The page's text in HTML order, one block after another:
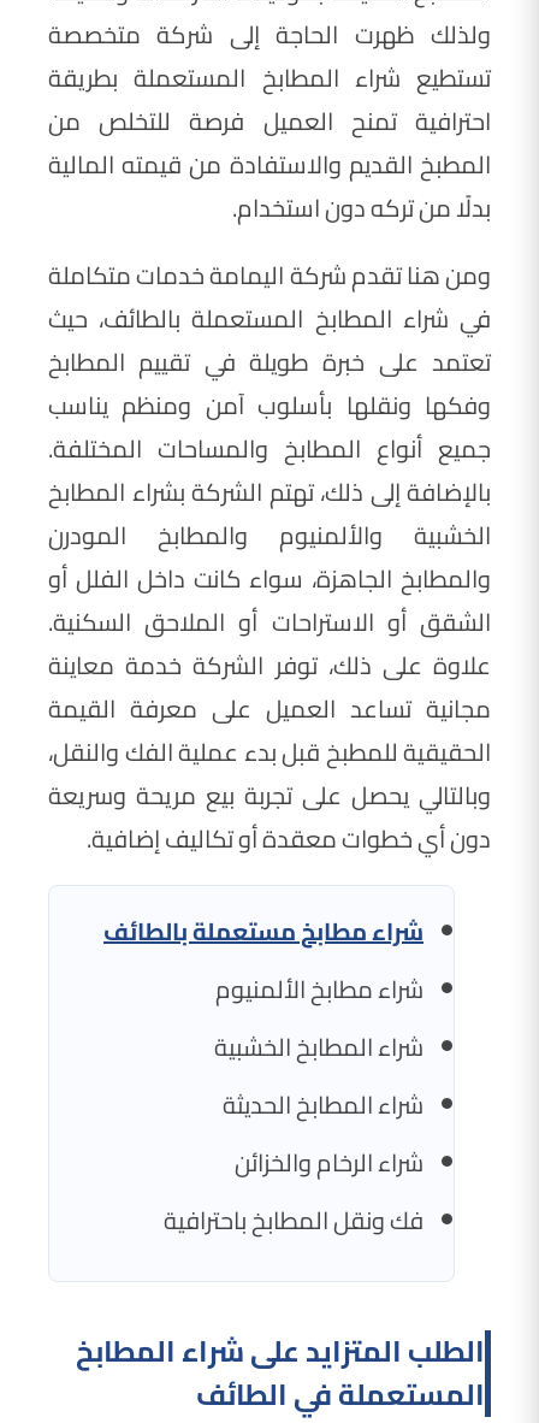
ولذلك ظهرت الحاجة إلى شركة متخصصة
تستطيع شراء المطابخ المستعملة بطريقة
احترافية تمنح العميل فرصة للتخلص من
المطبخ القديم والاستفادة من قيمته المالية
بدلًا من تركه دون استخدام.
ومن هنا تقدم شركة اليمامة خدمات متكاملة
في شراء المطابخ المستعملة بالطائف، حيث
تعتمد على خبرة طويلة في تقييم المطابخ
وفكها ونقلها بأسلوب آمن ومنظم يناسب
جميع أنواع المطابخ والمساحات المختلفة.
بالإضافة إلى ذلك، تهتم الشركة بشراء المطابخ
الخشبية والألمنيوم والمطابخ المودرن
والمطابخ الجاهزة، سواء كانت داخل الفلل أو
الشقق أو الاستراحات أو الملاحق السكنية.
علاوة على ذلك، توفر الشركة خدمة معاينة
مجانية تساعد العميل على معرفة القيمة
الحقيقية للمطبخ قبل بدء عملية الفك والنقل،
وبالتالي يحصل على تجربة بيع مريحة وسريعة
دون أي خطوات معقدة أو تكاليف إضافية.
شراء مطابخ مستعملة بالطائف
شراء مطابخ الألمنيوم
شراء المطابخ الخشبية
شراء المطابخ الحديثة
شراء الرخام والخزائن
فك ونقل المطابخ باحترافية
الطلب المتزايد على شراء المطابخ
المستعملة في الطائف